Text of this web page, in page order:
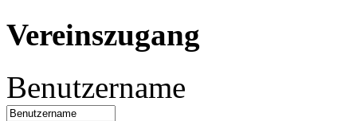
Vereinszugang
Benutzername